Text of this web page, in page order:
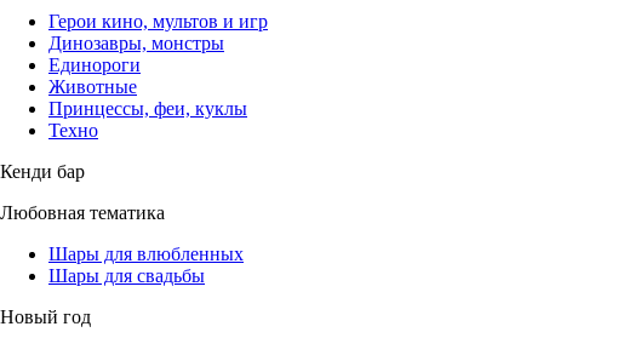
Герои кино, мультов и игр
Динозавры, монстры
Единороги
Животные
Принцессы, феи, куклы
Техно
Кенди бар
Любовная тематика
Шары для влюбленных
Шары для свадьбы
Новый год